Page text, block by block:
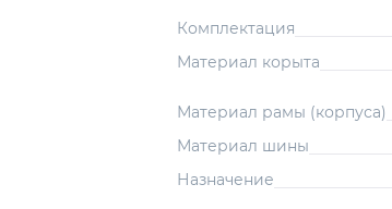
Комплектация
Материал корыта
Материал рамы (корпуса)
Материал шины
Назначение